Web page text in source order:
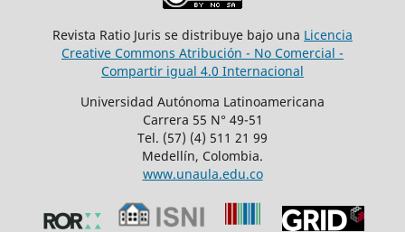
Revista Ratio Juris se distribuye bajo una Licencia
Creative Commons Atribución - No Comercial -
Compartir igual 4.0 Internacional
Universidad Autónoma Latinoamericana
Carrera 55 N° 49-51
Tel. (57) (4) 511 21 99
Medellín, Colombia.
www.unaula.edu.co